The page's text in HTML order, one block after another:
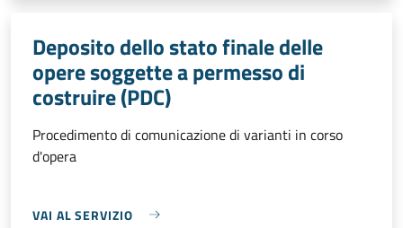
Deposito dello stato finale delle
opere soggette a permesso di
costruire (PDC)
Procedimento di comunicazione di varianti in corso
d'opera
VAI AL SERVIZIO